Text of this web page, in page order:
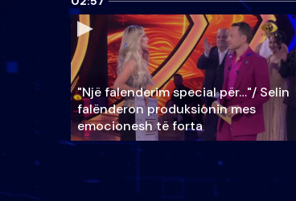
"Një falenderim special për…"/ Selin
falënderon produksionin mes
emocionesh të forta